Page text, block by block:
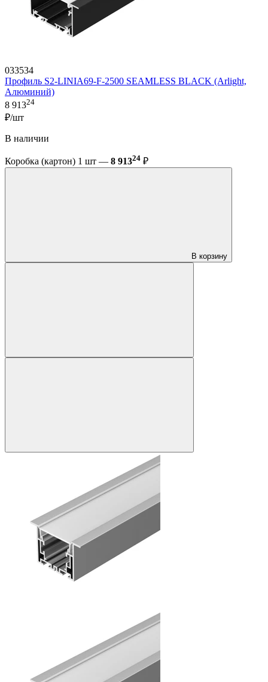
033534
Профиль S2-LINIA69-F-2500 SEAMLESS BLACK (Arlight,
Алюминий)
8 91324
₽/шт
В наличии
Коробка (картон) 1 шт — 8 91324 ₽
В корзину